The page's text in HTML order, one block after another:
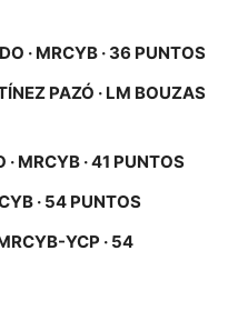
· MRCYB · 36 PUNTOS
PAZÓ · LM BOUZAS
· MRCYB · 41 PUNTOS
· 54 PUNTOS
YCP · 54